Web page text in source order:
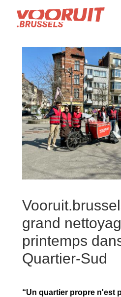
grand
printemps
Quartier-Sud
“Un quartier propre n'est